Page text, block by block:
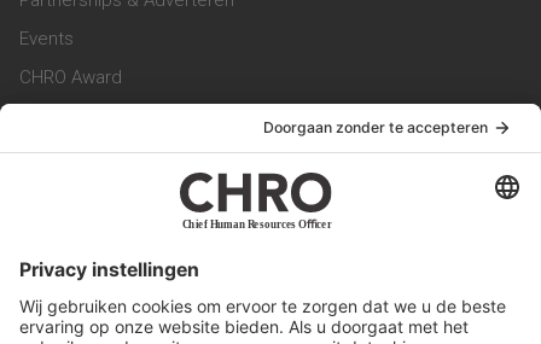
Events
CHRO Award
CHRO Magazine
Service & Contact
Werken bij ons
Privacy Statement